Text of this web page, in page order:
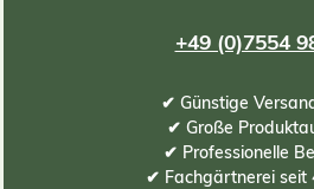
+49 (0)7554
✔ Günstige
✔ Große
✔ Professionelle
✔ Fachgärtnerei seit